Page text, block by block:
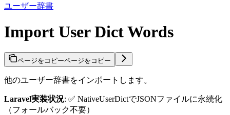
ユーザー辞書
Import User Dict Words
ページをコピーページをコピー
他のユーザー辞書をインポートします。
Laravel実装状況: ✅ NativeUserDictでJSONファイルに永続化
（フォールバック不要）